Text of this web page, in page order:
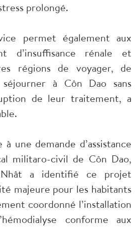
prolongé.
permet également aux
d’insuffisance rénale et
régions de voyager, de
à Côn Dao sans
de leur traitement, a
une demande d’assistance
militaro-civil de Côn Dao,
Nhât a identifié ce projet
majeure pour les habitants
coordonné l’installation
conforme aux